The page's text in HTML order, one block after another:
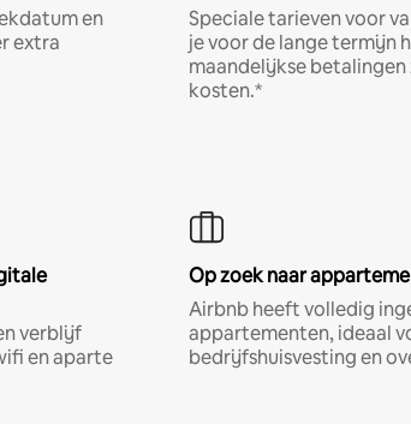
en
extra
Speciale tarieven voor
je voor de lange termijn
maandelijkse
kosten.*
verblijf
en aparte
Op zoek naar
Airbnb heeft volledig
appartementen, ideaal
bedrijfshuisvesting en